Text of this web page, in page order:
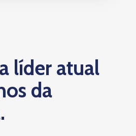
líder atual
da